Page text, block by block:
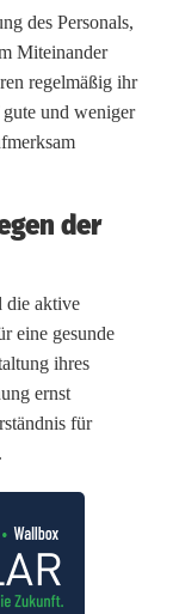
des Personals,
Miteinander
regelmäßig ihr
und weniger
der
die aktive
eine gesunde
ihres
ernst
für